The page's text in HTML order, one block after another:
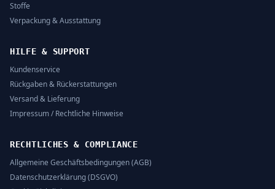
Stoffe
Verpackung & Ausstattung
HILFE & SUPPORT
Kundenservice
Rückgaben & Rückerstattungen
Versand & Lieferung
Impressum / Rechtliche Hinweise
RECHTLICHES & COMPLIANCE
Allgemeine Geschäftsbedingungen (AGB)
Datenschutzerklärung (DSGVO)